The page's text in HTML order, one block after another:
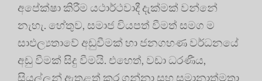
අපේක්ෂා කිරීම යථාර්ථවාදී දැක්මක් වන්නේ
නැහැ. හේතුව, සමාජ වියපත් වීමත් සමග ම
සාඵල්‍යතාවේ අඩුවීමක් හා ජනගහණ වර්ධනයේ
අඩු වීමක් සිදු වීමයි. එහෙත්, වඩා ධරණීය,
සියල්ලන් ඇතුළත් කර ගන්නා සහ සමානාත්මතා